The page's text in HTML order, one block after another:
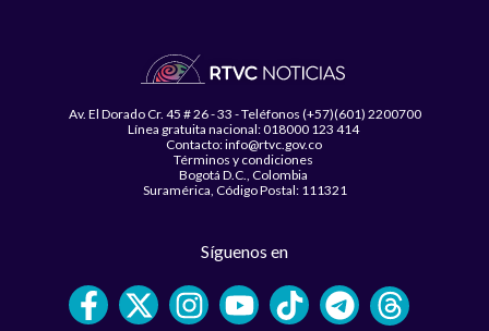
Av. El Dorado Cr. 45 # 26 - 33 - Teléfonos (+57)(601) 2200700
Línea gratuita nacional: 018000 123 414
Contacto: info@rtvc.gov.co
Términos y condiciones
Bogotá D.C., Colombia
Suramérica, Código Postal: 111321
Síguenos en